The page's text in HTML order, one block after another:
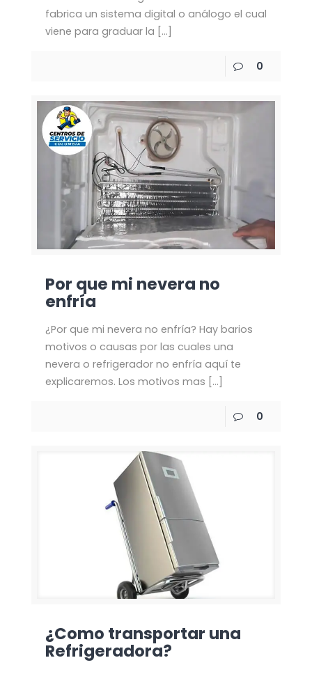
fabrica un sistema digital o análogo el cual
viene para graduar la […]
0
Por que mi nevera no
enfría
¿Por que mi nevera no enfría? Hay barios
motivos o causas por las cuales una
nevera o refrigerador no enfría aquí te
explicaremos. Los motivos mas […]
0
¿Como transportar una
Refrigeradora?